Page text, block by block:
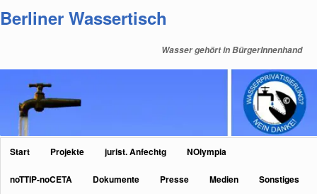
primären
Berliner Wassertisch
Wasser gehört in BürgerInnenhand
Hauptmenü
Start Projekte jurist. Anfechtg NOlympia
noTTIP-noCETA Dokumente Presse Medien Sonstiges